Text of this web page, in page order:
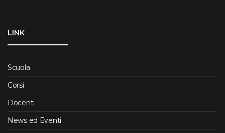
LINK
Scuola
Corsi
Docenti
News ed Eventi